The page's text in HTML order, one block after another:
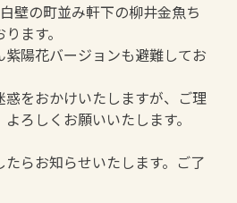
壁の町並み軒下の柳井金魚ち
ます。
陽花バージョンも避難してお
をおかけいたしますが、ご理
ろしくお願いいたします。
らお知らせいたします。ご了